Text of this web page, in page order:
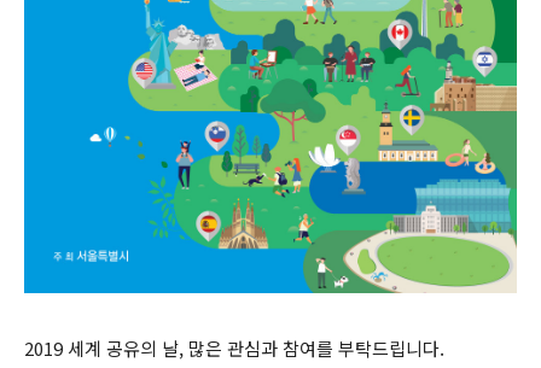
2019 세계 공유의 날, 많은 관심과 참여를 부탁드립니다.